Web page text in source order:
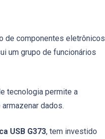
de componentes eletrônicos
um grupo de funcionários
tecnologia permite a
dados.
USB G373, tem investido